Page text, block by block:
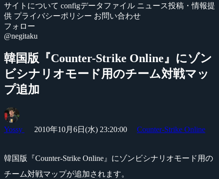
サイトについて configデータファイル ニュース投稿・情報提
供 プライバシーポリシー お問い合わせ
フォロー
@negitaku
韓国版『Counter-Strike Online』にゾン
ビシナリオモード用のチーム対戦マッ
プ追加
Yossy 2010年10月6日(水) 23:20:00 Counter-Strike Online
韓国版『Counter-Strike Online』にゾンビシナリオモード用の
チーム対戦マップが追加されます。